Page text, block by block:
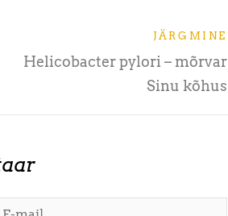
JÄRGMINE
Helicobacter pylori – mõrvar
Sinu kõhus